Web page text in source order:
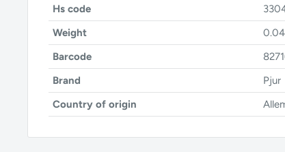
Hs code
Weight
Barcode
Brand
Pjur
Country of origin